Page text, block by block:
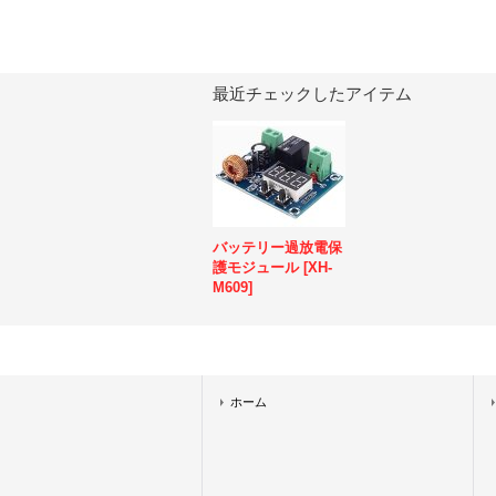
最近チェックしたアイテム
バッテリー過放電保
護モジュール [XH-
M609]
ホーム